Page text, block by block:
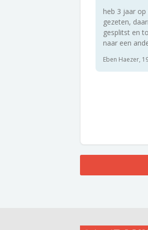
heb 3 jaar
gezeten,
gesplitst en
naar een
Eben Haezer,